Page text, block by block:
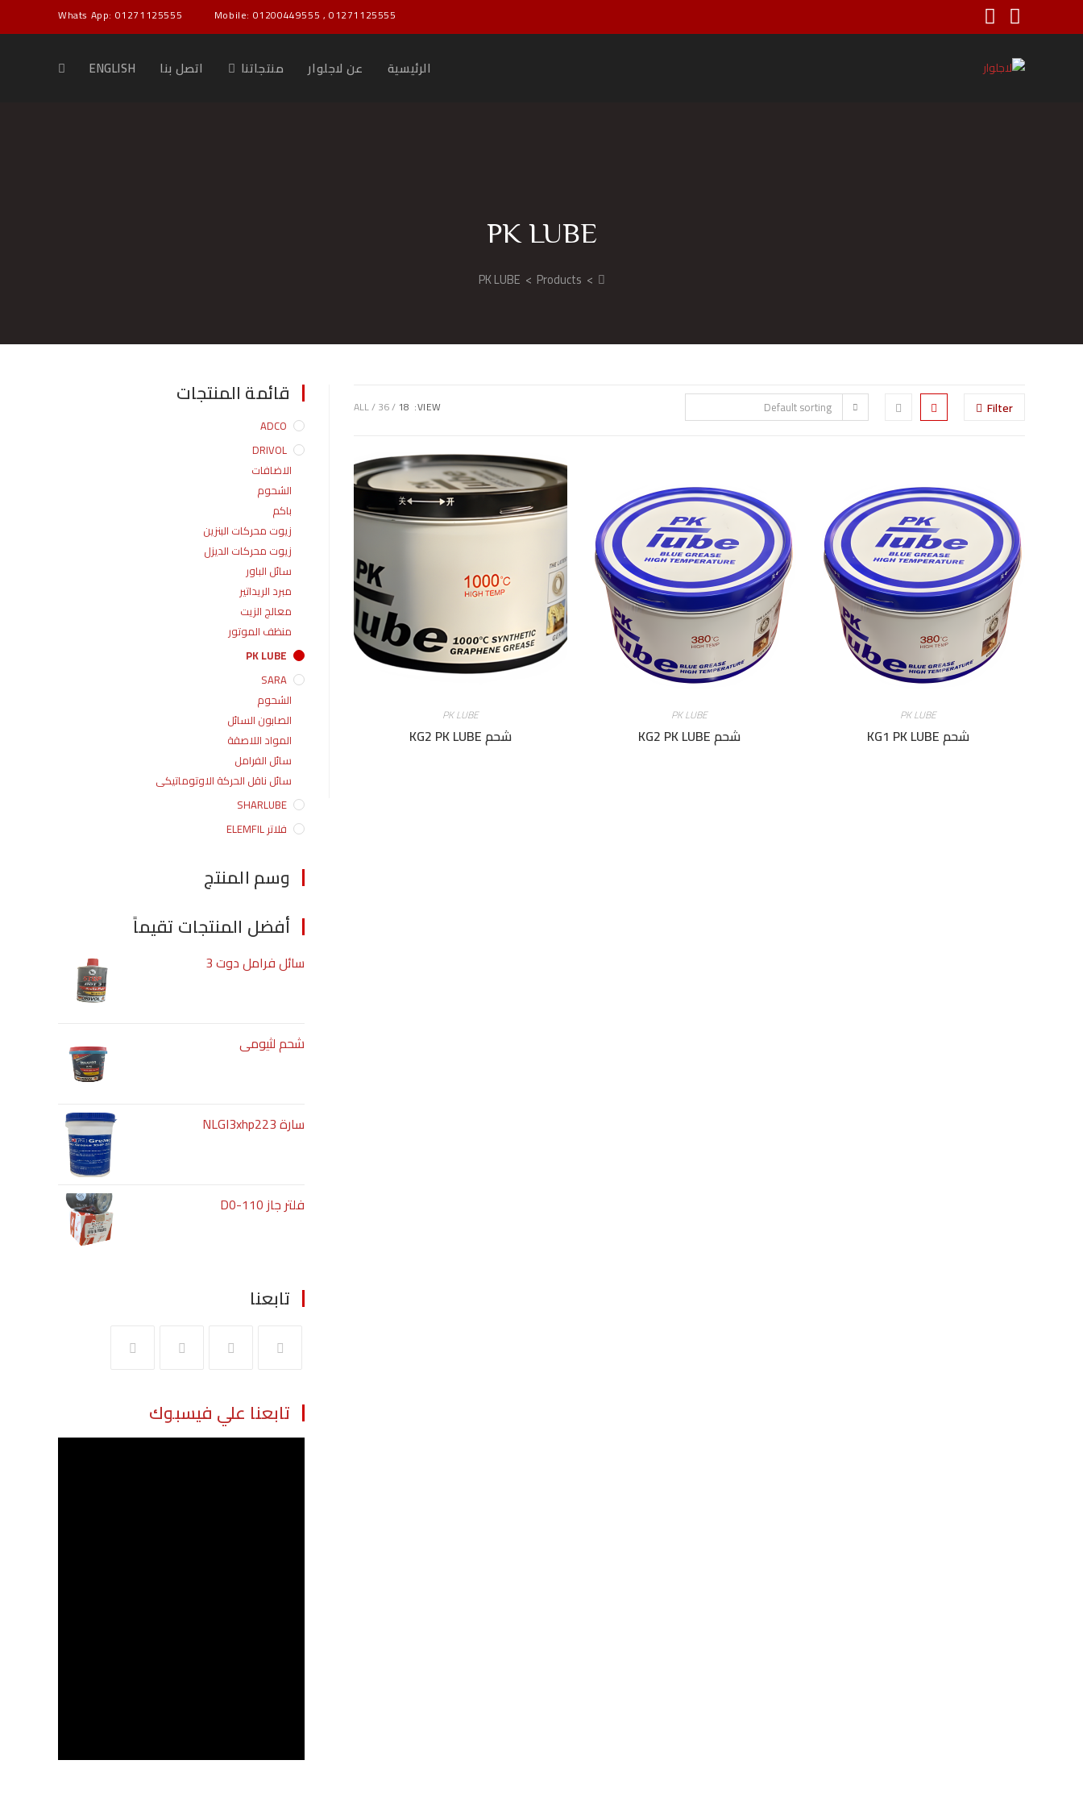
Whats App: 01271125555 Mobile: 01200449555 , 01271125555
الرئيسية عن لاجلوار منتجاتنا اتصل بنا ENGLISH
PK LUBE
>
Products
>
PK LUBE
Filter
Default sorting
VIEW:
18
36
ALL
PK LUBE
شحم KG1 PK LUBE
PK LUBE
شحم KG2 PK LUBE
PK LUBE
شحم KG2 PK LUBE
قائمة المنتجات
ADCO
DRIVOL
الاضافات
الشحوم
باكم
زيوت محركات البنزين
زيوت محركات الديزل
سائل الباور
مبرد الريداتير
معالج الزيت
منظف الموتور
PK LUBE
SARA
الشحوم
الصابون السائل
المواد اللاصقة
سائل الفرامل
سائل ناقل الحركة الاوتوماتيكى
SHARLUBE
فلاتر ELEMFIL
وسم المنتج
أفضل المنتجات تقيماً
سائل فرامل دوت 3
شحم لثيومى
سارة NLGI3xhp223
فلتر جاز D0-110
تابعنا
تابعنا علي فيسبوك